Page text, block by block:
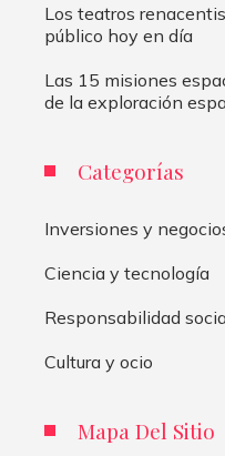
Los teatros
público hoy en día
Las 15 misiones
de la exploración
Categorías
Inversiones y
Ciencia y tecnología
Responsabilidad
Cultura y ocio
Mapa Del Sitio